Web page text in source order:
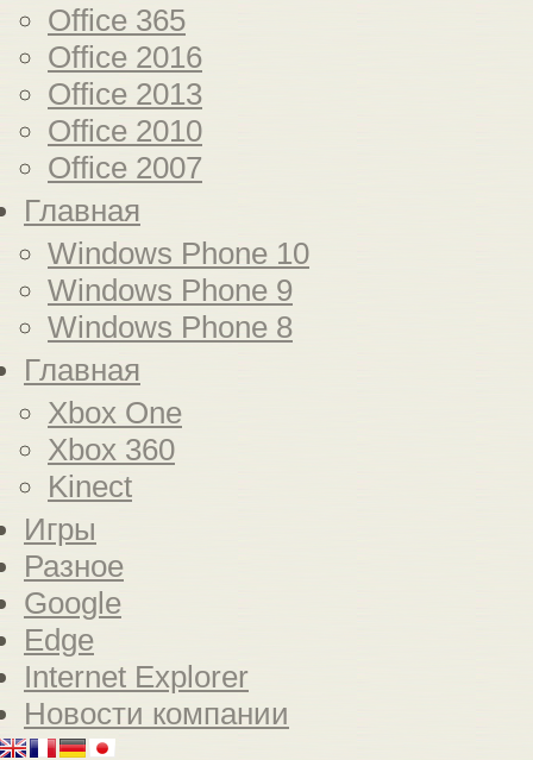
Office 365
Office 2016
Office 2013
Office 2010
Office 2007
Главная
Windows Phone 10
Windows Phone 9
Windows Phone 8
Главная
Xbox One
Xbox 360
Kinect
Игры
Разное
Google
Edge
Internet Explorer
Новости компании